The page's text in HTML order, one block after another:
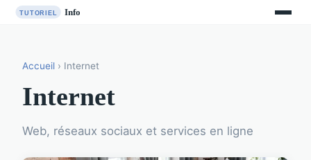
Accueil › Internet
Internet
Web, réseaux sociaux et services en ligne